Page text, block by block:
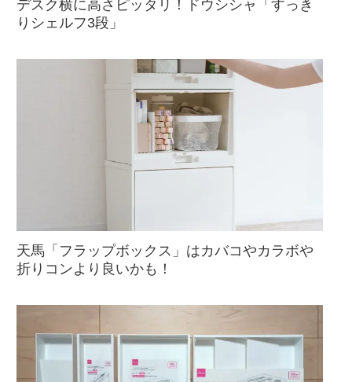
デスク横に高さピッタリ！ドウシシャ「すっき
りシェルフ3段」
天馬「フラップボックス」はカバコやカラボや
折りコンより良いかも！